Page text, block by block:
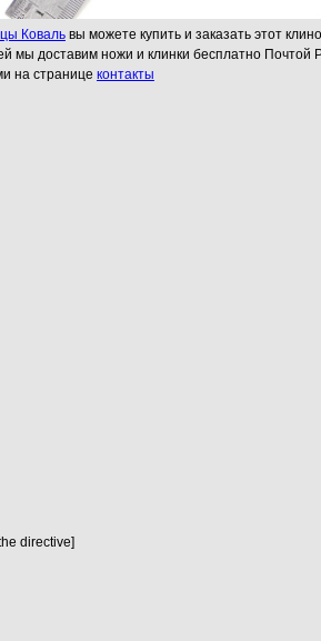
Коваль вы можете купить и заказать этот
мы доставим ножи и клинки бесплатно
на странице контакты
directive]